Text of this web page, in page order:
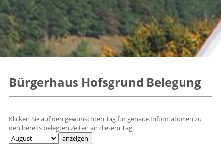
Bürgerhaus Hofsgrund Belegung
Klicken Sie auf den gewünschten Tag für genaue Informationen zu
den bereits belegten Zeiten an diesem Tag.